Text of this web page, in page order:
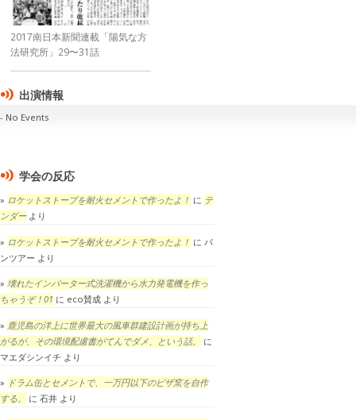
2017南日本新聞連載「陽気な方
法研究所」29〜31話
出演情報
No Events
学会の反応
ロケットストーブを耐火セメントで作ったよ！ に テ
ンダーより
ロケットストーブを耐火セメントで作ったよ！ に パ
ンツアー より
壊れたインバーター式洗濯機から水力発電機を作っ
ちゃうぞ！01 に eco賛成 より
鹿児島の洋上に世界最大の風車群建設計画が持ち上
がるが、その環境配慮書がてんでダメ、という話。
に
マエダシンイチ より
ドラム缶とセメントで、一万円以下のピザ窯を自作
する。
に 石井 より